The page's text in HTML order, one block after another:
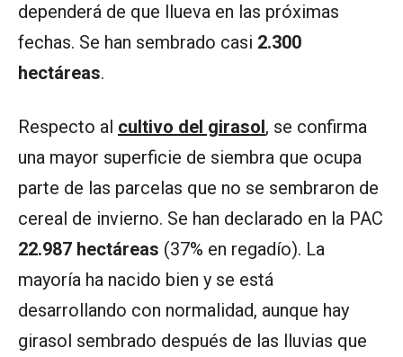
dependerá de que llueva en las próximas
fechas. Se han sembrado casi 2.300
hectáreas.
Respecto al cultivo del girasol , se confirma
una mayor superficie de siembra que ocupa
parte de las parcelas que no se sembraron de
cereal de invierno. Se han declarado en la PAC
22.987 hectáreas (37% en regadío). La
mayoría ha nacido bien y se está
desarrollando con normalidad, aunque hay
girasol sembrado después de las lluvias que